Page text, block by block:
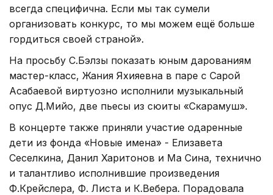
всегда специфична. Если мы так сумели
организовать конкурс, то мы можем ещё больше
гордиться своей страной».
На просьбу С.Бэлзы показать юным дарованиям
мастер-класс, Жания Яхияевна в паре с Сарой
Асабаевой виртуозно исполнили музыкальный
опус Д.Мийо, две пьесы из сюиты «Скарамуш».
В концерте также приняли участие одаренные
дети из фонда «Новые имена» - Елизавета
Сеселкина, Данил Харитонов и Ма Сина, технично
и талантливо исполнившие произведения
Ф.Крейслера, Ф. Листа и К.Вебера. Порадовала